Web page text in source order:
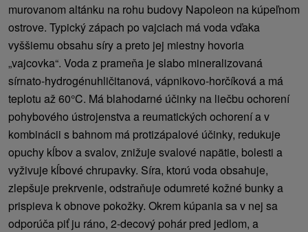
murovanom altánku na rohu budovy Napoleon na kúpeľnom
ostrove. Typický zápach po vajciach má voda vďaka
vyššiemu obsahu síry a preto jej miestny hovoria
„vajcovka“. Voda z prameňa je slabo mineralizovaná
sírnato-hydrogénuhličitanová, vápnikovo-horčíková a má
teplotu až 60°C. Má blahodarné účinky na liečbu ochorení
pohybového ústrojenstva a reumatických ochorení a v
kombinácii s bahnom má protizápalové účinky, redukuje
opuchy kĺbov a svalov, znižuje svalové napätie, bolesti a
vyživuje kĺbové chrupavky. Síra, ktorú voda obsahuje,
zlepšuje prekrvenie, odstraňuje odumreté kožné bunky a
prispieva k obnove pokožky. Okrem kúpania sa v nej sa
odporúča piť ju ráno, 2-decový pohár pred jedlom, a